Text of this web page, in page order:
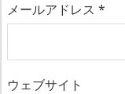
メールアドレス *
ウェブサイト